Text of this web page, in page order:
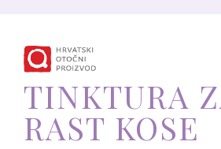
TINKTURA
RAST KOSE